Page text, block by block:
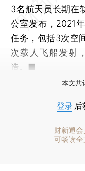
3名航天员长期在
公室发布，2021
任务，包括3次空
次载人飞船发射
造。■
本文共
登录 后
财新通会
可畅读全